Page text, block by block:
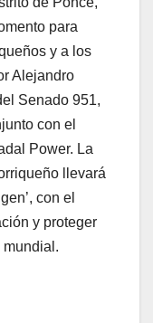
para
y a los
Alejandro
Senado 951,
con el
Power. La
llevará
con el
y proteger